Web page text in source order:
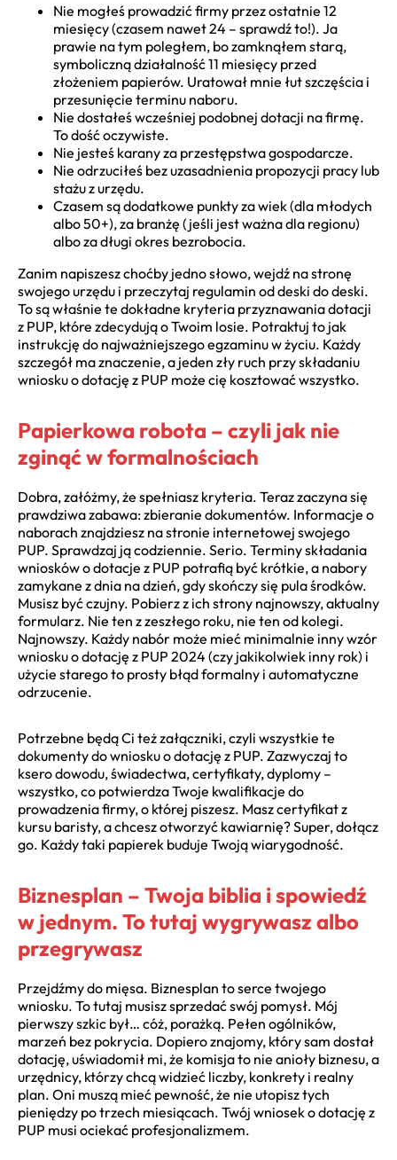
Nie mogłeś prowadzić firmy przez ostatnie 12
miesięcy (czasem nawet 24 – sprawdź to!). Ja
prawie na tym poległem, bo zamknąłem starą,
symboliczną działalność 11 miesięcy przed
złożeniem papierów. Uratował mnie łut szczęścia i
przesunięcie terminu naboru.
Nie dostałeś wcześniej podobnej dotacji na firmę.
To dość oczywiste.
Nie jesteś karany za przestępstwa gospodarcze.
Nie odrzuciłeś bez uzasadnienia propozycji pracy lub
stażu z urzędu.
Czasem są dodatkowe punkty za wiek (dla młodych
albo 50+), za branżę (jeśli jest ważna dla regionu)
albo za długi okres bezrobocia.
Zanim napiszesz choćby jedno słowo, wejdź na stronę
swojego urzędu i przeczytaj regulamin od deski do deski.
To są właśnie te dokładne kryteria przyznawania dotacji
z PUP, które zdecydują o Twoim losie. Potraktuj to jak
instrukcję do najważniejszego egzaminu w życiu. Każdy
szczegół ma znaczenie, a jeden zły ruch przy składaniu
wniosku o dotację z PUP może cię kosztować wszystko.
Papierkowa robota – czyli jak nie
zginąć w formalnościach
Dobra, załóżmy, że spełniasz kryteria. Teraz zaczyna się
prawdziwa zabawa: zbieranie dokumentów. Informacje o
naborach znajdziesz na stronie internetowej swojego
PUP. Sprawdzaj ją codziennie. Serio. Terminy składania
wniosków o dotacje z PUP potrafią być krótkie, a nabory
zamykane z dnia na dzień, gdy skończy się pula środków.
Musisz być czujny. Pobierz z ich strony najnowszy, aktualny
formularz. Nie ten z zeszłego roku, nie ten od kolegi.
Najnowszy. Każdy nabór może mieć minimalnie inny wzór
wniosku o dotację z PUP 2024 (czy jakikolwiek inny rok) i
użycie starego to prosty błąd formalny i automatyczne
odrzucenie.
Potrzebne będą Ci też załączniki, czyli wszystkie te
dokumenty do wniosku o dotację z PUP. Zazwyczaj to
ksero dowodu, świadectwa, certyfikaty, dyplomy –
wszystko, co potwierdza Twoje kwalifikacje do
prowadzenia firmy, o której piszesz. Masz certyfikat z
kursu baristy, a chcesz otworzyć kawiarnię? Super, dołącz
go. Każdy taki papierek buduje Twoją wiarygodność.
Biznesplan – Twoja biblia i spowiedź
w jednym. To tutaj wygrywasz albo
przegrywasz
Przejdźmy do mięsa. Biznesplan to serce twojego
wniosku. To tutaj musisz sprzedać swój pomysł. Mój
pierwszy szkic był… cóż, porażką. Pełen ogólników,
marzeń bez pokrycia. Dopiero znajomy, który sam dostał
dotację, uświadomił mi, że komisja to nie anioły biznesu, a
urzędnicy, którzy chcą widzieć liczby, konkrety i realny
plan. Oni muszą mieć pewność, że nie utopisz tych
pieniędzy po trzech miesiącach. Twój wniosek o dotację z
PUP musi ociekać profesjonalizmem.